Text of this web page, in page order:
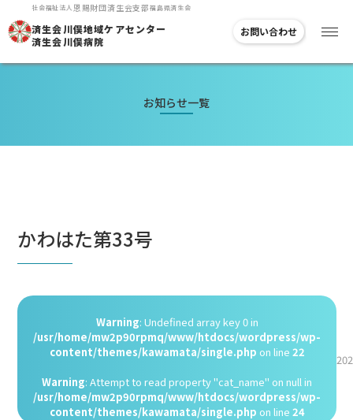
社会福祉法人 恩賜財団済生会支部福島県済生会
済生会川俣地域ケアセンター
済生会川俣病院
お問い合わせ
お知らせ一覧
かわはた第33号
Warning: Undefined array key 0 in
/usr/home/mw2p90rpmq/www/htdocs/wordpress/wp-
content/themes/kawamata/single.php on line 22
Warning: Attempt to read property "cat_name" on null in
/usr/home/mw2p90rpmq/www/htdocs/wordpress/wp-
content/themes/kawamata/single.php on line 24